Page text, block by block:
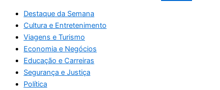
Destaque da Semana
Cultura e Entretenimento
Viagens e Turismo
Economia e Negócios
Educação e Carreiras
Segurança e Justiça
Política